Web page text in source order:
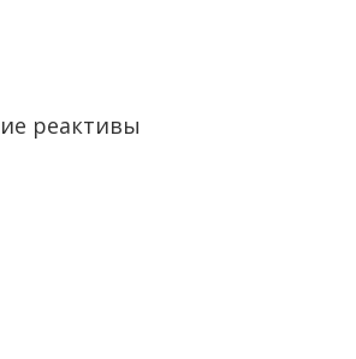
реактивы